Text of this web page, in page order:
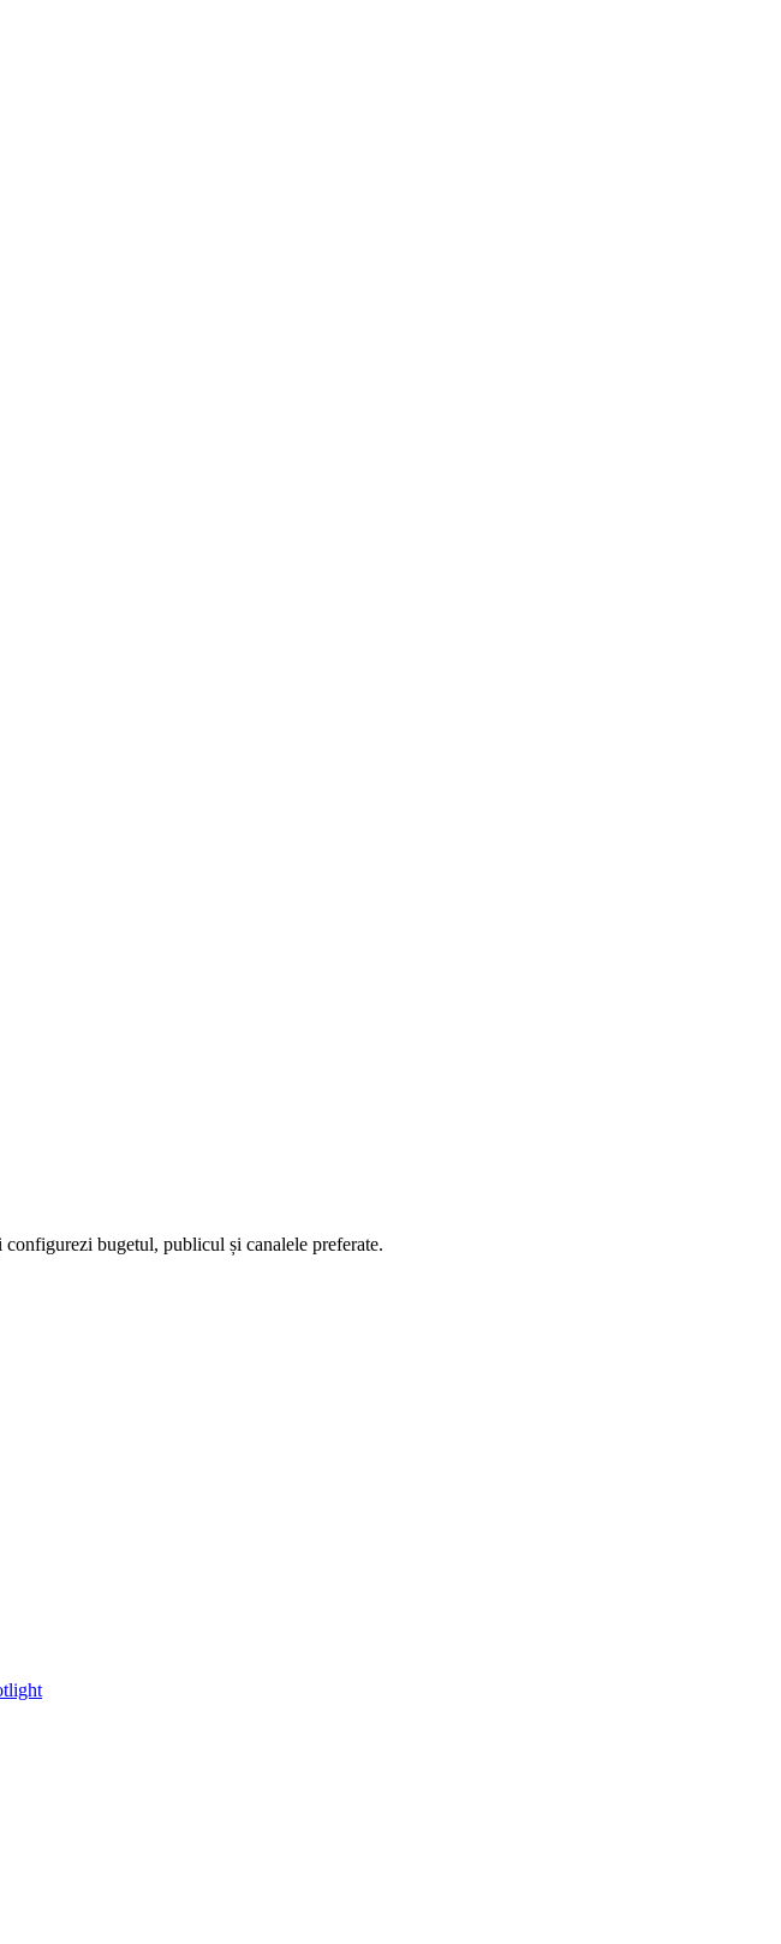
bugetul, publicul și canalele preferate.